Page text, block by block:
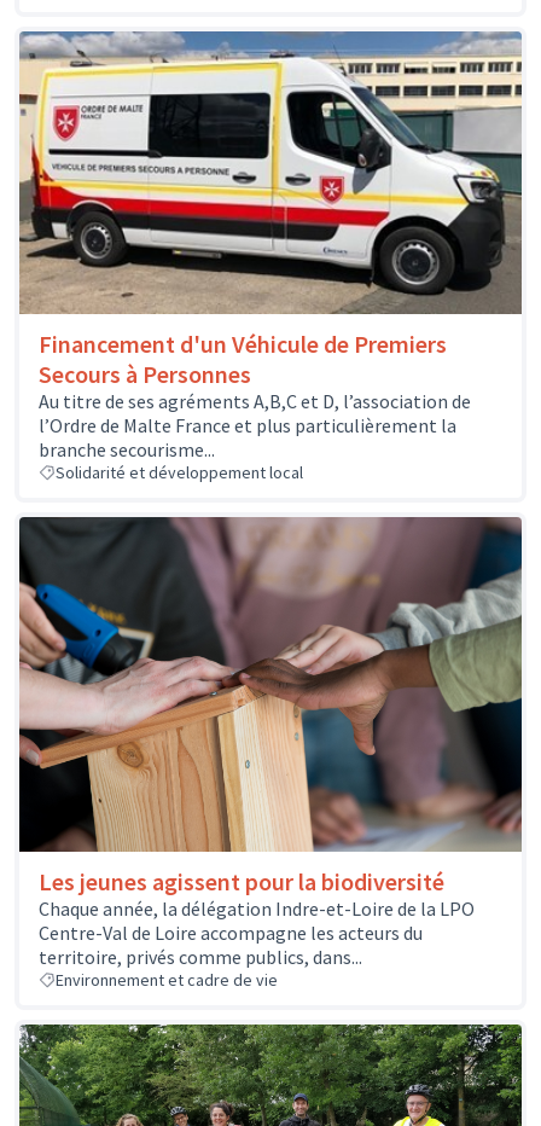
Financement d'un Véhicule de Premiers
Secours à Personnes
Au titre de ses agréments A,B,C et D, l’association de
l’Ordre de Malte France et plus particulièrement la
branche secourisme...
Solidarité et développement local
Les jeunes agissent pour la biodiversité
Chaque année, la délégation Indre-et-Loire de la LPO
Centre-Val de Loire accompagne les acteurs du
territoire, privés comme publics, dans...
Environnement et cadre de vie